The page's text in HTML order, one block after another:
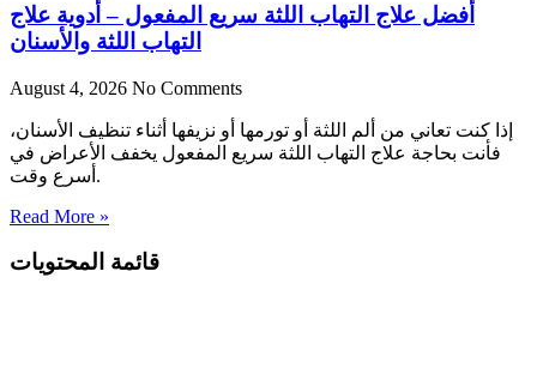
أفضل علاج التهاب اللثة سريع المفعول – أدوية علاج
التهاب اللثة والأسنان
August 4, 2026 No Comments
إذا كنت تعاني من ألم اللثة أو تورمها أو نزيفها أثناء تنظيف الأسنان،
فأنت بحاجة علاج التهاب اللثة سريع المفعول يخفف الأعراض في
أسرع وقت.
Read More »
قائمة المحتويات